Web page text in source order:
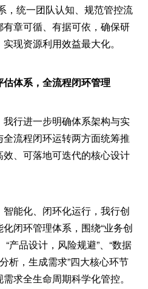
，统一团队认知、规范管控流
章可循、有据可依，确保研
现资源利用效益最大化。
体系，全流程闭环管理
行进一步明确体系架构与实
流程闭环运转两方面统筹推
、可落地可迭代的核心设计
能化、闭环化运行，我行创
闭环管理体系，围绕“业务创
产品设计，风险规避”、“数据
析，生成需求”四大核心环节
求全生命周期科学化管控。